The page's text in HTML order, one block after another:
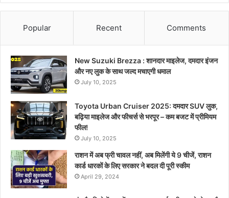
Popular Recent Comments
New Suzuki Brezza : शानदार माइलेज, दमदार इंजन
और नए लुक के साथ जल्द मचाएगी धमाल
July 10, 2025
Toyota Urban Cruiser 2025: दमदार SUV लुक,
बढ़िया माइलेज और फीचर्स से भरपूर – कम बजट में प्रीमियम
फील!
July 10, 2025
राशन में अब फ्री चावल नहीं, अब मिलेंगी ये 9 चीजें, राशन
कार्ड धारकों के लिए सरकार ने बदल दी पूरी स्कीम
April 29, 2024